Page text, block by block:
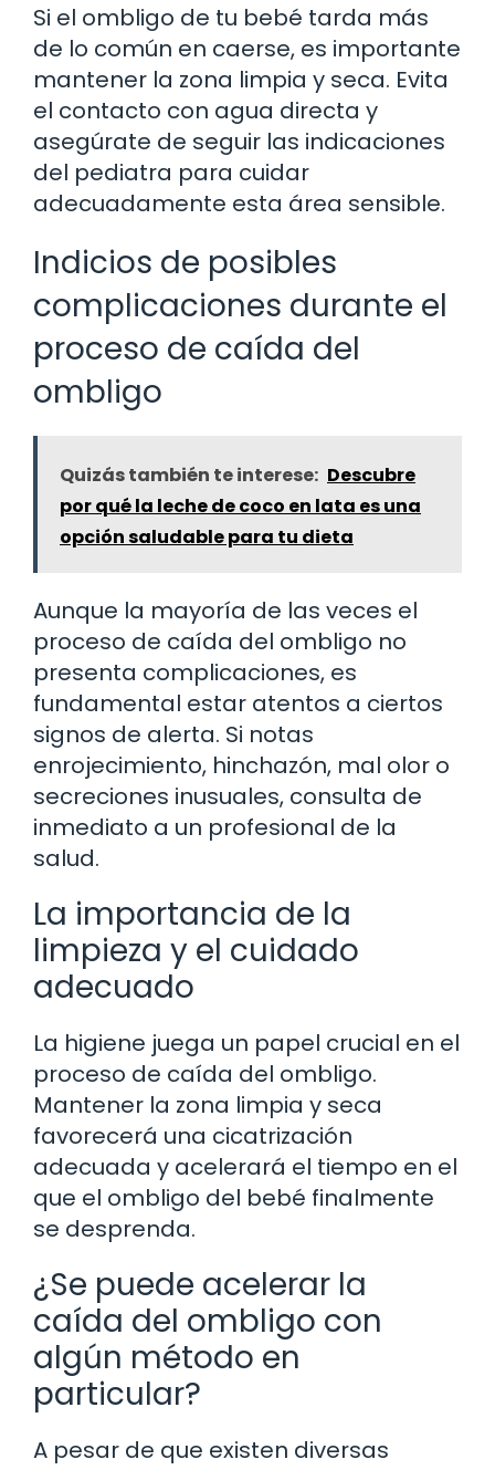
Si el ombligo de tu bebé tarda más
de lo común en caerse, es importante
mantener la zona limpia y seca. Evita
el contacto con agua directa y
asegúrate de seguir las indicaciones
del pediatra para cuidar
adecuadamente esta área sensible.
Indicios de posibles
complicaciones durante el
proceso de caída del
ombligo
Quizás también te interese: Descubre
por qué la leche de coco en lata es una
opción saludable para tu dieta
Aunque la mayoría de las veces el
proceso de caída del ombligo no
presenta complicaciones, es
fundamental estar atentos a ciertos
signos de alerta. Si notas
enrojecimiento, hinchazón, mal olor o
secreciones inusuales, consulta de
inmediato a un profesional de la
salud.
La importancia de la
limpieza y el cuidado
adecuado
La higiene juega un papel crucial en el
proceso de caída del ombligo.
Mantener la zona limpia y seca
favorecerá una cicatrización
adecuada y acelerará el tiempo en el
que el ombligo del bebé finalmente
se desprenda.
¿Se puede acelerar la
caída del ombligo con
algún método en
particular?
A pesar de que existen diversas